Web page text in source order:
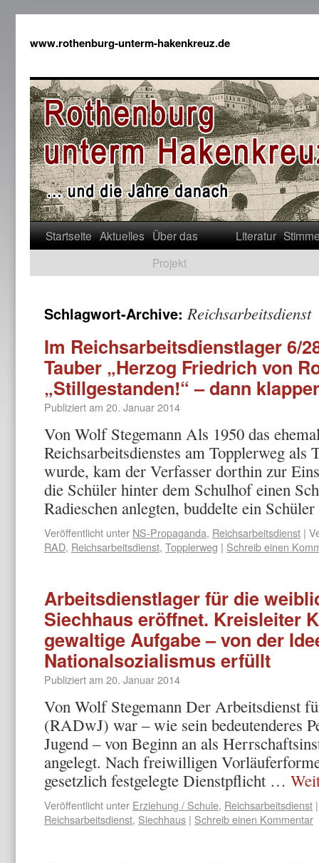
www.rothenburg-unterm-hakenkreuz.de
Startseite Aktuelles Über das
Projekt
Literatur
Schlagwort-Archive:Reichsarbeitsdienst
Im Reichsarbeitsdienstlager 6/
Tauber „Herzog Friedrich von
„Stillgestanden!“ – dann
Publiziert am 20. Januar 2014
Von Wolf Stegemann Als 1950 das
Reichsarbeitsdienstes am Topplerweg als
wurde, kam der Verfasser dorthin zur
die Schüler hinter dem Schulhof einen
Radieschen anlegten, buddelte ein
Veröffentlicht unter NS-Propaganda, Reichsarbeitsdienst |
RAD, Reichsarbeitsdienst, Topplerweg | Schreib einen
Arbeitsdienstlager für die
Siechhaus eröffnet. Kreisleiter
gewaltige Aufgabe – von der
Nationalsozialismus erfüllt
Publiziert am 20. Januar 2014
Von Wolf Stegemann Der Arbeitsdienst
(RADwJ) war – wie sein bedeutenderes
Jugend – von Beginn an als
angelegt. Nach freiwilligen
gesetzlich festgelegte Dienstpflicht …
Veröffentlicht unter Erziehung / Schule, Reichsarbeitsdienst |
Reichsarbeitsdienst, Siechhaus | Schreib einen Kommentar